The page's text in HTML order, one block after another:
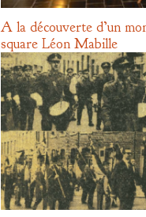
A la découverte d’un
square Léon Mabille